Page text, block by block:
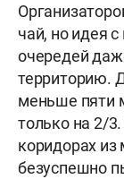
чай, но идея
очередей
территорию.
меньше пяти
только на 2/
коридорах
безуспешно